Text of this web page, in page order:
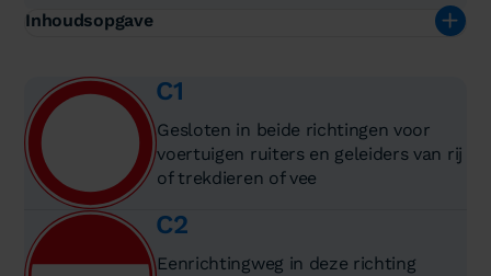
Inhoudsopgave
C1
Gesloten in beide richtingen voor
voertuigen ruiters en geleiders van rij
of trekdieren of vee
C2
Eenrichtingweg in deze richting